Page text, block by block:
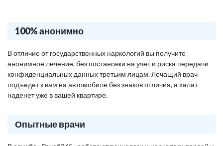
100% анонимно
В отличие от государственных наркологий вы получите
анонимное лечение, без постановки на учет и риска передачи
конфиденциальных данных третьим лицам. Лечащий врач
подъедет к вам на автомобиле без знаков отличия, а халат
наденет уже в вашей квартире.
Опытные врачи